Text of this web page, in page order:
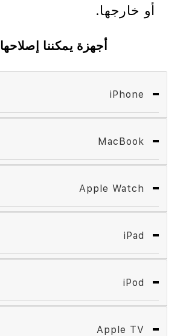
أو خارجها.
أجهزة يمكننا إصلاحها
iPhone
MacBook
Apple Watch
iPad
iPod
Apple TV